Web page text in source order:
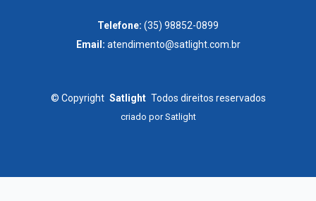
Telefone: (35) 98852-0899
Email: atendimento@satlight.com.br
© Copyright Satlight Todos direitos reservados
criado porSatlight